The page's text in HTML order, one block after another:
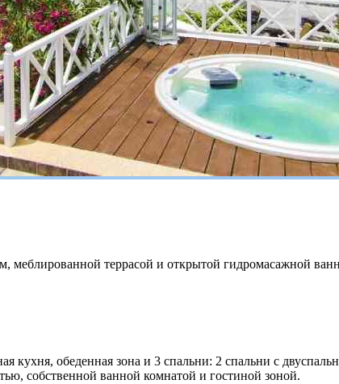
меблированной террасой и открытой гидромасажной
кухня, обеденная зона и 3 спальни: 2 спальни с
собственной ванной комнатой и гостиной зоной.